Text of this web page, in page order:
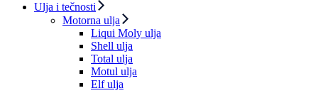
Ulja i tečnosti
Motorna ulja
Liqui Moly ulja
Shell ulja
Total ulja
Motul ulja
Elf ulja